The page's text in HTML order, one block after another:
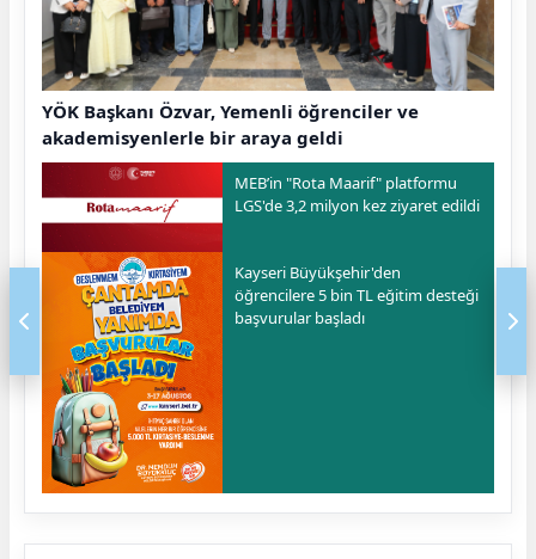
YÖK Başkanı Özvar, Yemenli öğrenciler ve
akademisyenlerle bir araya geldi
MEB’in "Rota Maarif" platformu
LGS'de 3,2 milyon kez ziyaret edildi
Kayseri Büyükşehir'den
öğrencilere 5 bin TL eğitim desteği
başvurular başladı